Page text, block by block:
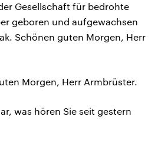
Gesellschaft für bedrohte
geboren und aufgewachsen
Schönen guten Morgen, Herr
Morgen, Herr Armbrüster.
was hören Sie seit gestern